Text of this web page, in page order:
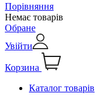
Порівняння
Немає товарів
Обране
Увійти
Корзина
Каталог товарів